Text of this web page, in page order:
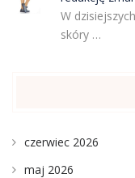
W
skóry …
czerwiec 2026
maj 2026